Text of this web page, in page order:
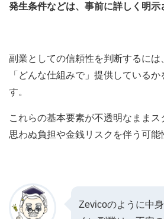
発生条件などは、事前に詳しく明示
副業としての信頼性を判断するには
「どんな仕組みで」提供している
す。
これらの基本要素が不透明なままス
思わぬ負担や金銭リスクを伴う可能
Zevicoのように中